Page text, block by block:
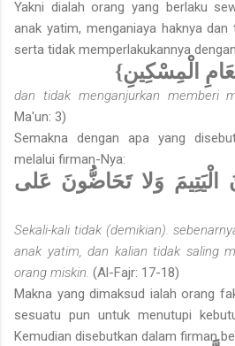
Yakni dialah orang yang berlaku
anak yatim, menganiaya haknya
serta tidak memperlakukannya
الْمِسْكِينِ}
dan tidak menganjurkan memberi
Ma'un: 3)
Semakna dengan apa yang
melalui firman-Nya:
الْيَتِيمَ وَلا تَحَاضُّونَ عَلى
Sekali-kali tidak (demikian).
anak yatim, dan kalian tidak saling
orang miskin. (Al-Fajr: 17-18)
Makna yang dimaksud ialah orang
sesuatu pun untuk menutupi
Kemudian disebutkan dalam firman